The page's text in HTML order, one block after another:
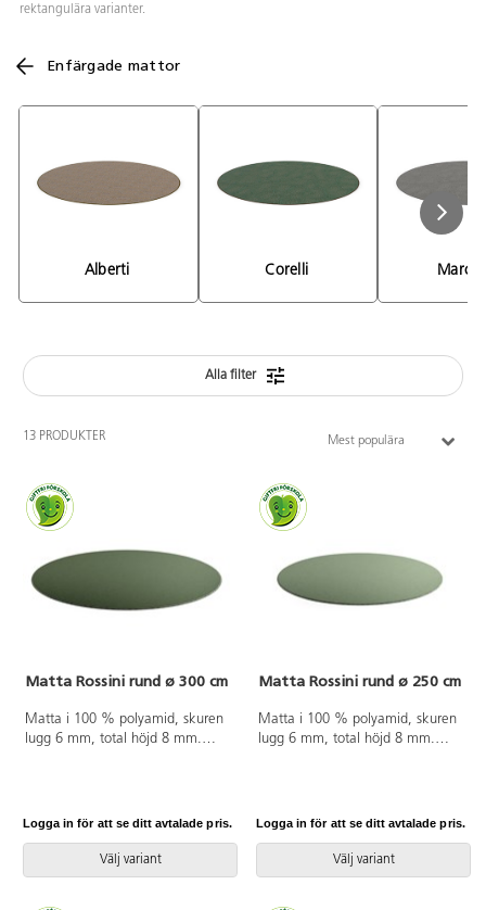
rektangulära varianter.
Enfärgade mattor
Alberti Corelli
Alla filter
13 PRODUKTER Mest populära
Matta Rossini rund ø 300 cm
Matta i 100 % polyamid, skuren
lugg 6 mm, total höjd 8 mm.
Logga in för att se ditt avtalade pris.
Välj variant
Matta Rossini rund ø 250 cm
Matta i 100 % polyamid, skuren
lugg 6 mm, total höjd 8 mm.
Logga in för att se ditt avtalade pris.
Välj variant